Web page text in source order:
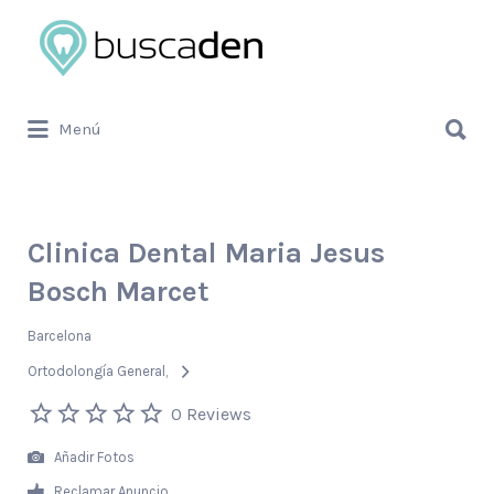
Buscar
por:
Menú
por:
Clinica Dental Maria Jesus
Bosch Marcet
Barcelona
Ortodolongía General
0 Reviews
Añadir Fotos